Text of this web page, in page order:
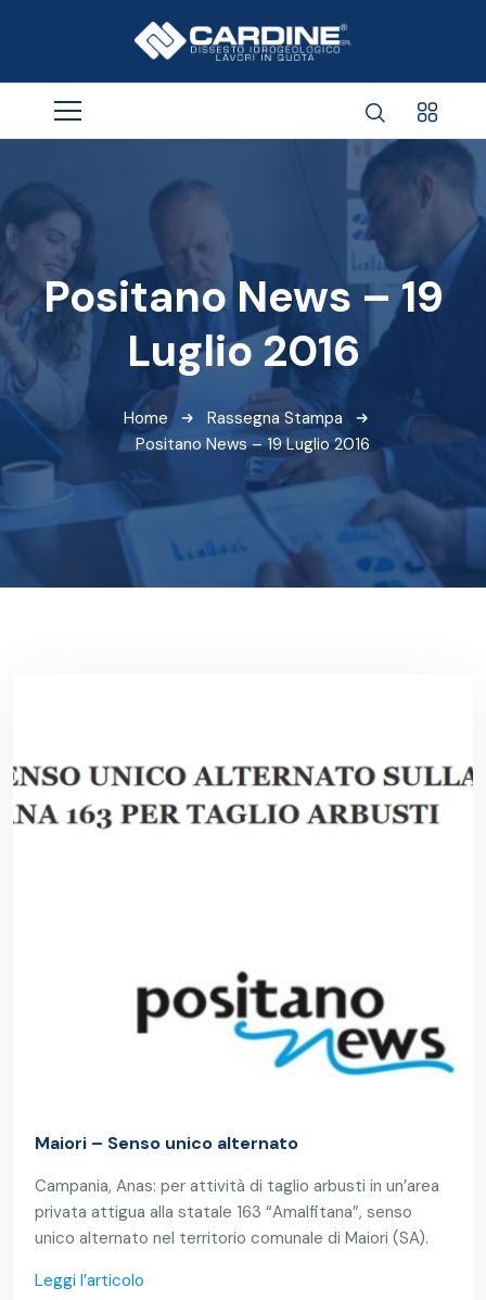
Positano News – 19
Luglio 2016
Home
Rassegna Stampa
Positano News – 19 Luglio 2016
Maiori – Senso unico alternato
Campania, Anas: per attività di taglio arbusti in un’area
privata attigua alla statale 163 “Amalfitana”, senso
unico alternato nel territorio comunale di Maiori (SA).
Leggi l’articolo